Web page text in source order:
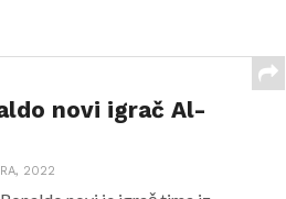
novi igrač Al-
2022